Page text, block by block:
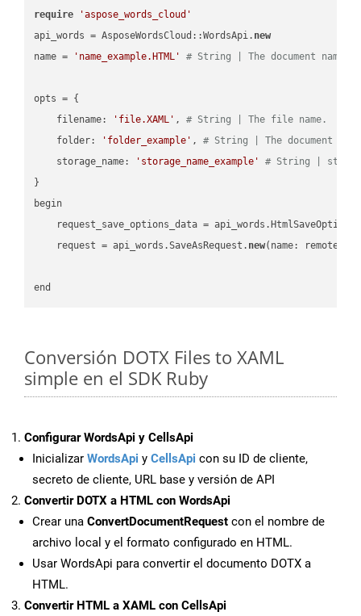
require
'aspose_words_cloud'
api_words = AsposeWordsCloud::WordsApi. new
name =
'name_example.HTML' # String | The document name.
opts = {
    filename:
'file.XAML' , # String | The file name.
    folder:
'folder_example' , # String | The document
    storage_name:
'storage_name_example'
# String |
}
begin
request_save_options_data =
    request = api_words.SaveAsRequest.
new(name:
Conversión DOTX Files to XAML
simple en el SDK Ruby
Configurar WordsApi y CellsApi
Inicializar WordsApi y CellsApi con su ID de cliente,
secreto de cliente, URL base y versión de API
Convertir DOTX a HTML con WordsApi
Crear una ConvertDocumentRequest con el nombre de
archivo local y el formato configurado en HTML.
Usar WordsApi para convertir el documento DOTX a
HTML.
Convertir HTML a XAML con CellsApi